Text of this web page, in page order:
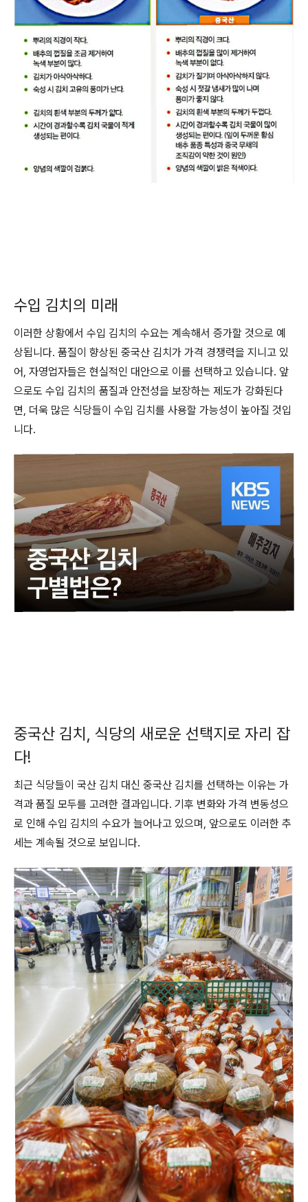
수입 김치의 미래
이러한 상황에서 수입 김치의 수요는 계속해서 증가할 것으로 예
상됩니다. 품질이 향상된 중국산 김치가 가격 경쟁력을 지니고 있
어, 자영업자들은 현실적인 대안으로 이를 선택하고 있습니다. 앞
으로도 수입 김치의 품질과 안전성을 보장하는 제도가 강화된다
면, 더욱 많은 식당들이 수입 김치를 사용할 가능성이 높아질 것입
니다.
중국산 김치, 식당의 새로운 선택지로 자리 잡
다!
최근 식당들이 국산 김치 대신 중국산 김치를 선택하는 이유는 가
격과 품질 모두를 고려한 결과입니다. 기후 변화와 가격 변동성으
로 인해 수입 김치의 수요가 늘어나고 있으며, 앞으로도 이러한 추
세는 계속될 것으로 보입니다.